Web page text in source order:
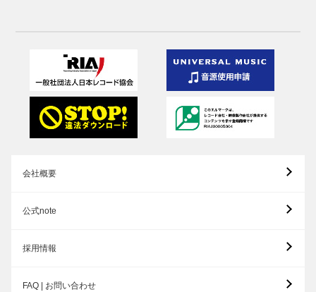
会社概要
公式note
採用情報
FAQ | お問い合わせ